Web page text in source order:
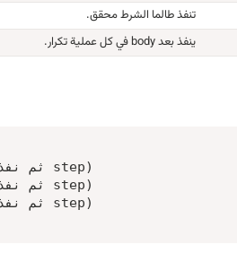
تنفذ طالما الشرط محقق.
ينفذ بعد body في كل عملية تكرار.